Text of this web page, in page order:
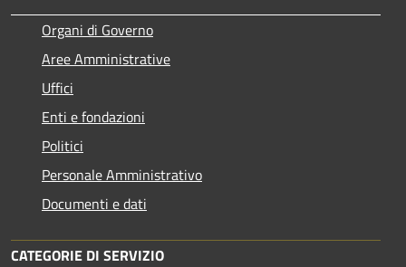
Organi di Governo
Aree Amministrative
Uffici
Enti e fondazioni
Politici
Personale Amministrativo
Documenti e dati
CATEGORIE DI SERVIZIO